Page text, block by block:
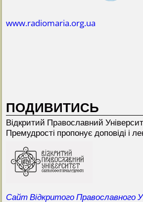
www.radiomaria.org.ua
ПОДИВИТИСЬ
Відкритий Прaвославний
Премудрості пропонує доповіді і
Сайт Відкритого Православного